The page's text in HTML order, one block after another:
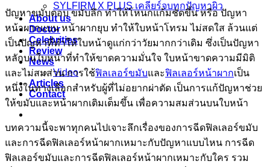
SYLFIRM X PLUS เคลียร์จบทุกปัญหาผิว
About us
Doctor
Celebrities
Review
News
Video
Articles
Contact
ปัญหาขมับตอบ ขมับลึก ทำให้โหนกแก้มชัดขึ้น หรือ ปัญหา
หน้าผากแบน หน้าผากยุบ ทำให้ใบหน้าโทรม ไม่สดใส ล้วนแต่
เป็นปัญหาที่ทำให้ใบหน้าดูแก่กว่าวัยมากกว่าเดิม ซึ่งเป็นปัญหา
หลักบนใบหน้าที่ทำให้ขาดความมั่นใจ ใบหน้าขาดความมีมิติ
และไม่สมส่วน การใช้ฟิลเลอร์ขมับและฟิลเลอร์หน้าผากเป็น
หนึ่งในทางเลือกสำหรับผู้ที่ไม่อยากผ่าตัด เป็นการแก้ปัญหาช่วย
ให้ขมับและหน้าผากเติมเต็มขึ้น เพื่อความสมส่วนบนใบหน้า
บทความนี้จะพาทุกคนไปเจาะลึกเรื่องของการฉีดฟิลเลอร์ขมับ
และการฉีดฟิลเลอร์หน้าผากเหมาะกับปัญหาแบบไหน การฉีด
ฟิลเลอร์ขมับและการฉีดฟิลเลอร์หน้าผากเหมาะกับใคร รวม